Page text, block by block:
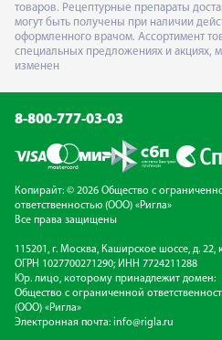
товаров. Рецептурные препараты
могут быть получены при наличии
оформленного врачом. Ассортимент
специальных предложениях и акциях,
изменен
8-800-777-03-03
Копирайт: © 2026 Общество с
ответственностью (ООО) «Ригла»
Все права защищены
115201, г. Москва, Каширское шоссе, д. 22,
ОГРН 1027700271290; ИНН 7724211288
Юр. лицо, которому принадлежит домен:
Общество с ограниченной
(ООО) «Ригла»
Электронная почта: info@rigla.ru